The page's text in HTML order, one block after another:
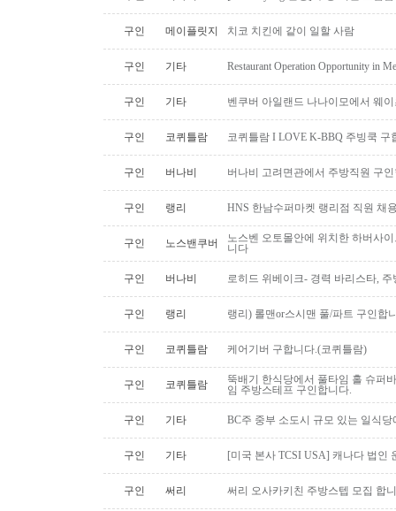
구인 메이플릿지 치코 치킨에 같이 일할 사람
구인 기타 Restaurant Operation Opportunity in
구인 기타 벤쿠버 아일랜드 나나이모에서 웨
구인 코퀴틀람 코퀴틀람 I LOVE K-BBQ 주빙쿡 구
구인 버나비 버나비 고려면관에서 주방직원 구
구인 랭리 HNS 한남수퍼마켓 랭리점 직원 채
구인 노스밴쿠버
노스벤 오토몰안에 위치한 하버사
니다
구인 버나비 로히드 위베이크- 경력 바리스타, 주
구인 랭리 랭리) 롤맨or스시맨 풀/파트 구인합
구인 코퀴틀람 케어기버 구합니다.(코퀴틀람)
구인 코퀴틀람
뚝배기 한식당에서 풀타임 홀 슈퍼
임 주방스테프 구인합니다.
구인 기타 BC주 중부 소도시 규모 있는 일식
구인 기타 [미국 본사 TCSI USA] 캐나다 법인
구인 써리 써리 오사카키친 주방스텝 모집 합